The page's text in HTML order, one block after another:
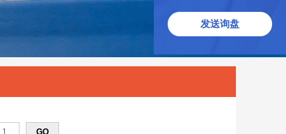
发送询盘